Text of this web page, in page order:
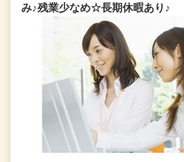
み♪残業少なめ☆長期休暇あり♪